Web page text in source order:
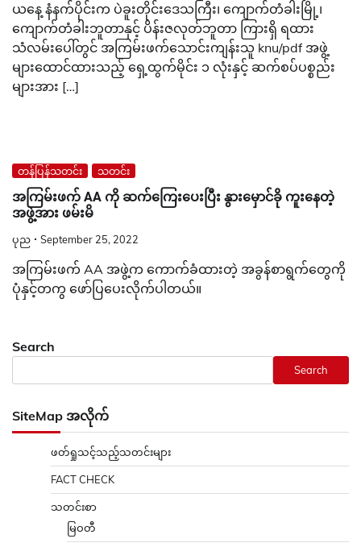
ယနေ့ နံနက်ပိုင်းက ပဲခူးတိုင်းဒေသကြီး၊ ကျောက်တံခါးမြို့၊
ကျောက်တံခါးဘူတာနှင့် ပိန်းဇလုတ်ဘူတာ ကြားရှိ ရထား
သံလမ်းပေါ်တွင် အကြမ်းဖက်သောင်းကျန်းသူ knu/pdf အဖွဲ့
များထောင်ထားသည့် ရှေ့ထွက်မိုင်း ၁ လုံးနှင့် ဆက်စပ်ပစ္စည်း
များအား […]
တန်ပြန်သတင်း သတင်း
အကြမ်းဖက် AA ကို ဆက်ကြေးပေးပြီး နွားမှောင်ခို ကူးနေတဲ့
အဖွဲ့အား ဖမ်းမိ
ပုည September 25, 2022
အကြမ်းဖက် AA အဖွဲ့က ကောက်ခံထားတဲ့ အခွန်စာရွက်တွေကို
ပုံနှင့်တကွ ဖော်ပြပေးလိုက်ပါတယ်။
Search
Search
SiteMap အလိုက်
ဖတ်ရှုသင့်သည့်သတင်းများ
FACT CHECK
သတင်းစာ
မြဝတီ